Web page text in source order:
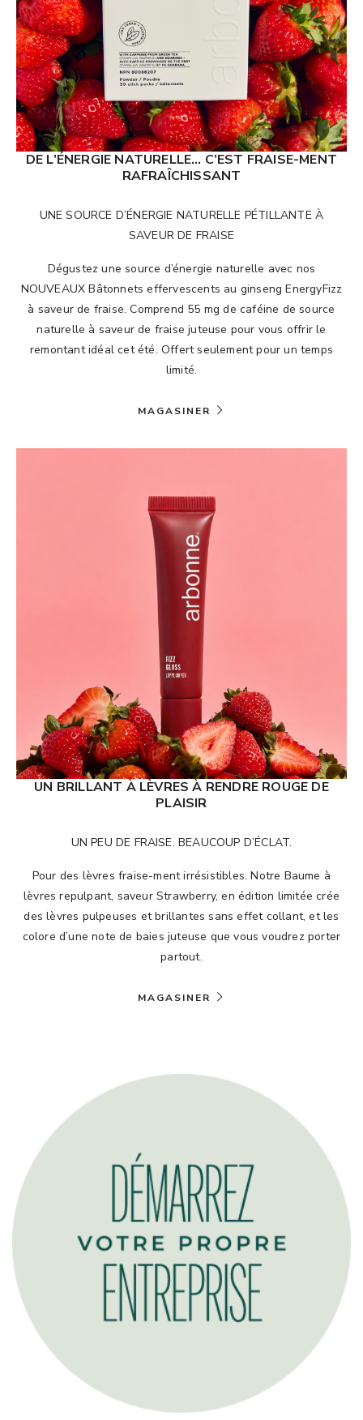
DE L’ÉNERGIE NATURELLE… C’EST FRAISE-MENT
RAFRAÎCHISSANT
UNE SOURCE D’ÉNERGIE NATURELLE PÉTILLANTE À
SAVEUR DE FRAISE
Dégustez une source d’énergie naturelle avec nos
NOUVEAUX Bâtonnets effervescents au ginseng EnergyFizz
à saveur de fraise. Comprend 55 mg de caféine de source
naturelle à saveur de fraise juteuse pour vous offrir le
remontant idéal cet été. Offert seulement pour un temps
limité.
MAGASINER
UN BRILLANT À LÈVRES À RENDRE ROUGE DE
PLAISIR
UN PEU DE FRAISE. BEAUCOUP D’ÉCLAT.
Pour des lèvres fraise-ment irrésistibles. Notre Baume à
lèvres repulpant, saveur Strawberry, en édition limitée crée
des lèvres pulpeuses et brillantes sans effet collant, et les
colore d’une note de baies juteuse que vous voudrez porter
partout.
MAGASINER